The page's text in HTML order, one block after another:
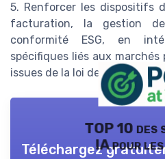
5. Renforcer les dispositifs
facturation, la gestion
conformité ESG, en
spécifiques liés aux
issues de la loi de
TOP 10
IA pour
Téléchargez